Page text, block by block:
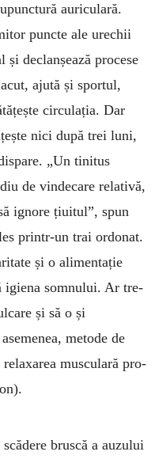
auri­culară.
puncte ale urechii
și declan­șează procese
ajută și spor­tul,
circula­ția. Dar
nici după trei luni,
„Un tinitus
de vin­decare rela­tivă,
ignore țiuitul”, spun
printr-un trai ordonat.
și o alimen­tație
igiena somnului. Ar tre­
și să o și
metode de
mus­culară pro­
bruscă a auzului